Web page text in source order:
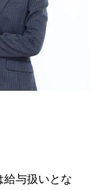
給与扱いとな